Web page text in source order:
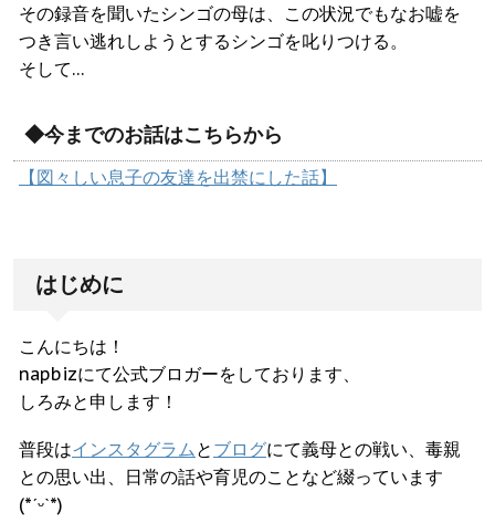
その録音を聞いたシンゴの母は、この状況でもなお嘘を
つき言い逃れしようとするシンゴを叱りつける。
そして…
◆今までのお話はこちらから
【図々しい息子の友達を出禁にした話】
はじめに
こんにちは！
napbizにて公式ブロガーをしております、
しろみと申します！
普段はインスタグラム と ブログにて義母との戦い、毒親
との思い出、日常の話や育児のことなど綴っています
(*ˊᵕˋ*)